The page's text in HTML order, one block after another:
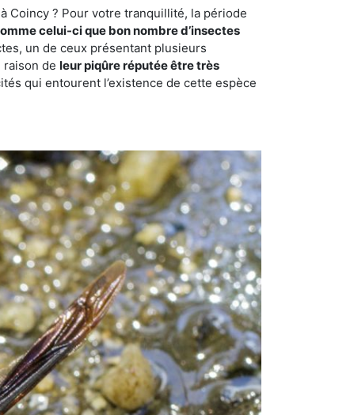
Coincy ? Pour votre tranquillité, la période
celui-ci que bon nombre d’insectes
un de ceux présentant plusieurs
de leur piqûre réputée être très
qui entourent l’existence de cette espèce